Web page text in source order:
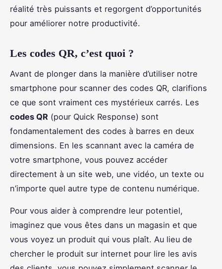
réalité très puissants et regorgent d’opportunités
pour améliorer notre productivité.
Les codes QR, c’est quoi ?
Avant de plonger dans la manière d’utiliser notre
smartphone pour scanner des codes QR, clarifions
ce que sont vraiment ces mystérieux carrés. Les
codes QR (pour Quick Response) sont
fondamentalement des codes à barres en deux
dimensions. En les scannant avec la caméra de
votre smartphone, vous pouvez accéder
directement à un site web, une vidéo, un texte ou
n’importe quel autre type de contenu numérique.
Pour vous aider à comprendre leur potentiel,
imaginez que vous êtes dans un magasin et que
vous voyez un produit qui vous plaît. Au lieu de
chercher le produit sur internet pour lire les avis